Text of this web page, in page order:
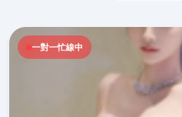
一對一忙線中